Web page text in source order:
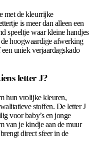
met de kleurrijke
is meer dan alleen een
speeltje waar kleine handjes
hoogwaardige afwerking
uniek verjaardagskado
letter J?
hun vrolijke kleuren,
stoffen. De letter J
voor baby’s en jonge
van je kindje aan de muur
direct sfeer in de